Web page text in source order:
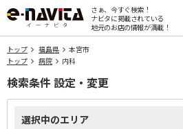
さぁ、今すぐ検索！
ナビタに掲載されている
地元のお店の情報が満載！
トップ 福島県
本宮市
トップ
病院 内科
検索条件 設定・変更
選択中のエリア